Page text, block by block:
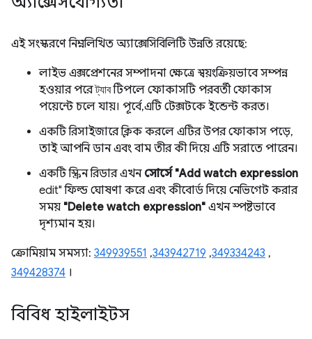
এই সংস্করণে নিম্নলিখিত অ্যাক্সেসিবিলিটি উন্নতি রয়েছে:
লাইভ এক্সপ্রেশনের সম্পাদনা ক্ষেত্রে স্বয়ংক্রিয়ভাবে সম্পন্ন
হওয়ার পরেট্যাবটিপলে ফোকাসটি পরবর্তী ফোকাস
পয়েন্টে চলে যায়। পূর্বে, এটি টেক্সটকে ইন্ডেন্ট করত।
একটি রিসাইজারে ক্লিক করলে এটির উপর ফোকাস পড়ে,
তাই আপনি ডান এবং বাম তীর কী দিয়ে এটি সরাতে পারেন।
একটি স্ক্রিন রিডার এখন সোর্সে "Add watch expression
edit" ফিল্ড ঘোষণা করে এবং কীবোর্ড দিয়ে নেভিগেট করার
সময় "Delete watch expression" এখন স্পষ্টভাবে
দৃশ্যমান হয়।
ক্রোমিয়াম সমস্যা: 349939551 ,343942719 ,349334243
349428374 ।
বিবিধ হাইলাইটস